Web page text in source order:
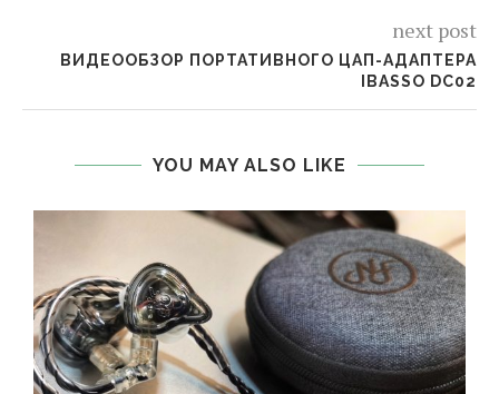
next post
ВИДЕООБЗОР ПОРТАТИВНОГО ЦАП-АДАПТЕРА
IBASSO DC02
YOU MAY ALSO LIKE